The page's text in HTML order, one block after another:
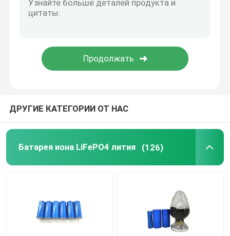
небольшая батарея lipo
блок батарей 48V LiFePO4
С инвертора решетки солнечного гибридного
Портативная электростанция
ДРУГИЕ КАТЕГОРИИ ОТ НАС
Батарея иона LiFePO4 лития (126)